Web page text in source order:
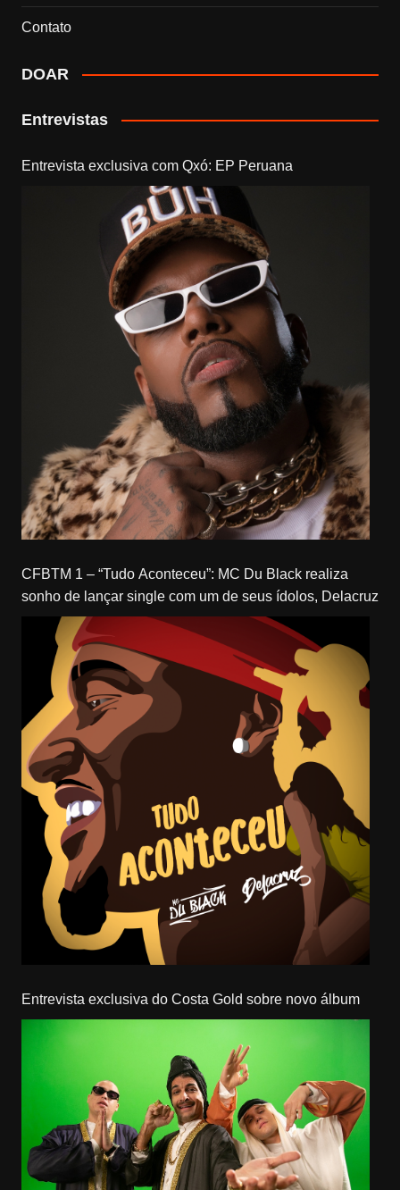
Contato
DOAR
Entrevistas
Entrevista exclusiva com Qxó: EP Peruana
CFBTM 1 – “Tudo Aconteceu”: MC Du Black realiza
sonho de lançar single com um de seus ídolos, Delacruz
Entrevista exclusiva do Costa Gold sobre novo álbum